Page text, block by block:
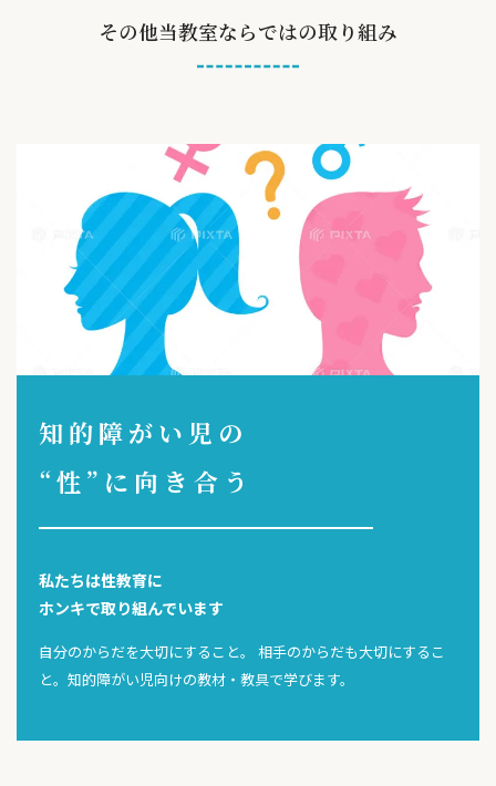
その他当教室ならではの取り組み
知的障がい児の
“性”に向き合う
私たちは性教育に
ホンキで取り組んでいます
自分のからだを大切にすること。 相手のからだも大切にするこ
と。知的障がい児向けの教材・教具で学びます。